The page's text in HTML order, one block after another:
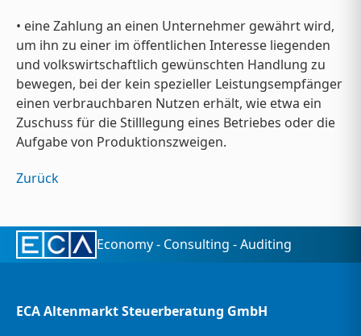
• eine Zahlung an einen Unternehmer gewährt wird,
um ihn zu einer im öffentlichen Interesse liegenden
und volkswirtschaftlich gewünschten Handlung zu
bewegen, bei der kein spezieller Leistungsempfänger
einen verbrauchbaren Nutzen erhält, wie etwa ein
Zuschuss für die Stilllegung eines Betriebes oder die
Aufgabe von Produktionszweigen.
Zurück
Economy - Consulting - Auditing
ECA Altenmarkt Steuerberatung GmbH